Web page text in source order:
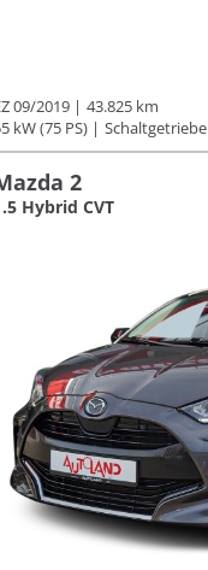
09/2019
43.825 km
kW (75 PS)
Schaltgetriebe
2
Hybrid CVT